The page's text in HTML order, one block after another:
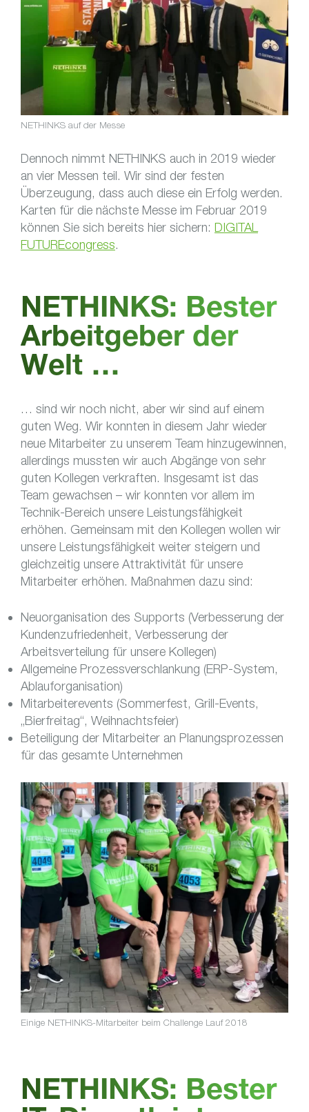
NETHINKS auf der Messe
Dennoch nimmt NETHINKS auch in 2019 wieder
an vier Messen teil. Wir sind der festen
Überzeugung, dass auch diese ein Erfolg werden.
Karten für die nächste Messe im Februar 2019
können Sie sich bereits hier sichern: DIGITAL
FUTUREcongress.
NETHINKS: Bester
Arbeitgeber der
Welt …
… sind wir noch nicht, aber wir sind auf einem
guten Weg. Wir konnten in diesem Jahr wieder
neue Mitarbeiter zu unserem Team hinzugewinnen,
allerdings mussten wir auch Abgänge von sehr
guten Kollegen verkraften. Insgesamt ist das
Team gewachsen – wir konnten vor allem im
Technik-Bereich unsere Leistungsfähigkeit
erhöhen. Gemeinsam mit den Kollegen wollen wir
unsere Leistungsfähigkeit weiter steigern und
gleichzeitig unsere Attraktivität für unsere
Mitarbeiter erhöhen. Maßnahmen dazu sind:
Neuorganisation des Supports (Verbesserung der
Kundenzufriedenheit, Verbesserung der
Arbeitsverteilung für unsere Kollegen)
Allgemeine Prozessverschlankung (ERP-System,
Ablauforganisation)
Mitarbeiterevents (Sommerfest, Grill-Events,
„Bierfreitag“, Weihnachtsfeier)
Beteiligung der Mitarbeiter an Planungsprozessen
für das gesamte Unternehmen
Einige NETHINKS-Mitarbeiter beim Challenge Lauf 2018
NETHINKS: Bester